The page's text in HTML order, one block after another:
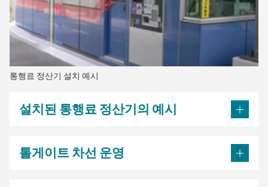
통행료 정산기 설치 예시
설치된 통행료 정산기의 예시
톨게이트 차선 운영